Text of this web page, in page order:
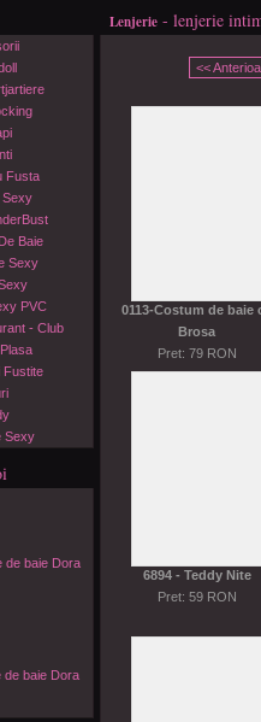
Fusta
Baie
Sexy
PVC
- Club
Fustite
Sexy
baie Dora
baie Dora
Lenjerie - lenjerie
<<
0113-Costum de baie
Brosa
Pret: 79 RON
6894 - Teddy Nite
Pret: 59 RON